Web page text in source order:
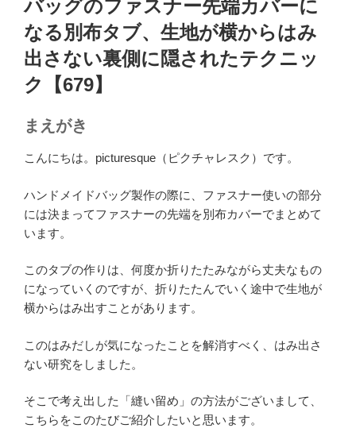
日:
バッグのファスナー先端カバーに
なる別布タブ、生地が横からはみ
出さない裏側に隠されたテクニッ
ク【679】
まえがき
こんにちは。picturesque（ピクチャレスク）です。
ハンドメイドバッグ製作の際に、ファスナー使いの部分
には決まってファスナーの先端を別布カバーでまとめて
います。
このタブの作りは、何度か折りたたみながら丈夫なもの
になっていくのですが、折りたたんでいく途中で生地が
横からはみ出すことがあります。
このはみだしが気になったことを解消すべく、はみ出さ
ない研究をしました。
そこで考え出した「縫い留め」の方法がございまして、
こちらをこのたびご紹介したいと思います。